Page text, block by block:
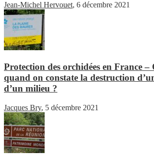
Jean-Michel Hervouet, 6 décembre 2021
Protection des orchidées en France –
quand on constate la destruction
d’un milieu ?
Jacques Bry, 5 décembre 2021